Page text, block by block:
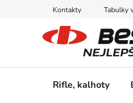
Kontakty Tabulky
Rifle, kalhoty